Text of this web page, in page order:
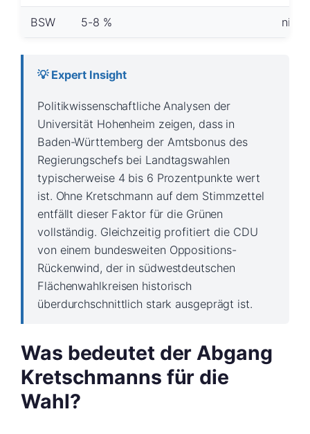
BSW 5-8 % nicht
💡 Expert Insight
Politikwissenschaftliche Analysen der
Universität Hohenheim zeigen, dass in
Baden-Württemberg der Amtsbonus des
Regierungschefs bei Landtagswahlen
typischerweise 4 bis 6 Prozentpunkte wert
ist. Ohne Kretschmann auf dem Stimmzettel
entfällt dieser Faktor für die Grünen
vollständig. Gleichzeitig profitiert die CDU
von einem bundesweiten Oppositions-
Rückenwind, der in südwestdeutschen
Flächenwahlkreisen historisch
überdurchschnittlich stark ausgeprägt ist.
Was bedeutet der Abgang
Kretschmanns für die
Wahl?